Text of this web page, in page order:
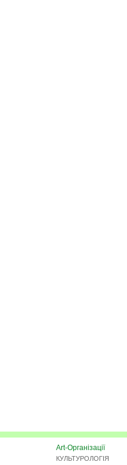
Art-Організації
КУЛЬТУРОЛОГІЯ